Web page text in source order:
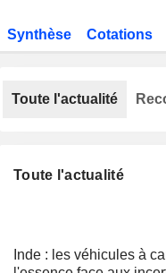
Synthèse Cotations
Toute l'actualité
Inde : les véhicules à
Toute l'actualité